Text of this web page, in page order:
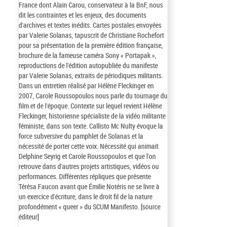
France dont Alain Carou, conservateur à la BnF, nous
dit les contraintes et les enjeux, des documents
d'archives et textes inédits. Cartes postales envoyées
par Valerie Solanas, tapuscrit de Christiane Rochefort
pour sa présentation de la première édition française,
brochure de la fameuse caméra Sony « Portapak »,
reproductions de l'édition autopubliée du manifeste
par Valerie Solanas, extraits de périodiques militants.
Dans un entretien réalisé par Hélène Fleckinger en
2007, Carole Roussopoulos nous parle du tournage du
film et de l'époque. Contexte sur lequel revient Hélène
Fleckinger, historienne spécialiste de la vidéo militante
féministe, dans son texte. Callisto Mc Nulty évoque la
force subversive du pamphlet de Solanas et la
nécessité de porter cette voix. Nécessité qui animait
Delphine Seyrig et Carole Roussopoulos et que l'on
retrouve dans d'autres projets artistiques, vidéos ou
performances. Différentes répliques que présente
Térésa Faucon avant que Émilie Notéris ne se livre à
un exercice d'écriture, dans le droit fil de la nature
profondément « queer » du SCUM Manifesto. [source
éditeur]